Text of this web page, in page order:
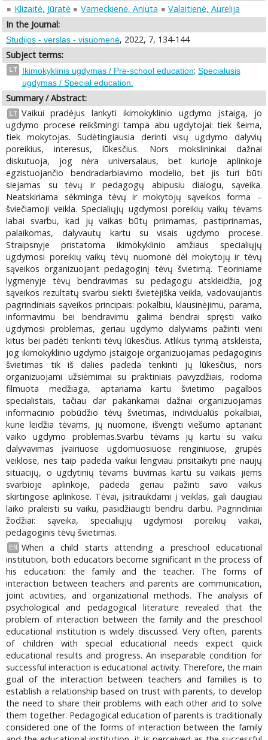
Klizaitė, Jūratė
Varneckienė, Aniuta
Valaitienė, Aurelija
In the Journal:
Studijos - verslas - visuomenė, 2022, 7, 134-144
Subject terms:
LT Ikimokyklinis ugdymas / Pre-school education; Specialusis
ugdymas / Special education.
Summary / Abstract:
LT Vaikui pradėjus lankyti ikimokyklinio ugdymo įstaigą, jo
ugdymo procese reikšmingi tampa abu ugdytojai: tiek šeima,
tiek mokytojas. Sudėtingiausia derinti visų ugdymo dalyvių
poreikius, interesus, lūkesčius. Nors mokslininkai dažnai
diskutuoja, jog nėra universalaus, bet kurioje aplinkoje
egzistuojančio bendradarbiavimo modelio, bet jis turi būti
siejamas su tėvų ir pedagogų abipusiu dialogu, sąveika.
Neatskiriama sėkminga tėvų ir mokytojų sąveikos forma –
šviečiamoji veikla. Specialiųjų ugdymosi poreikių vaikų tėvams
labai svarbu, kad jų vaikas būtų priimamas, pastiprinamas,
palaikomas, dalyvautų kartu su visais ugdymo procese.
Straipsnyje pristatoma ikimokyklinio amžiaus specialiųjų
ugdymosi poreikių vaikų tėvų nuomonė dėl mokytojų ir tėvų
sąveikos organizuojant pedagoginį tėvų švietimą. Teoriniame
lygmenyje tėvų bendravimas su pedagogu atskleidžia, jog
sąveikos rezultatų svarbu siekti švietėjiška veikla, vadovaujantis
pagrindiniais sąveikos principais: pokalbiu, klausinėjimu, parama,
informavimu bei bendravimu galima bendrai spręsti vaiko
ugdymosi problemas, geriau ugdymo dalyviams pažinti vieni
kitus bei padėti tenkinti tėvų lūkesčius. Atlikus tyrimą atskleista,
jog ikimokyklinio ugdymo įstaigoje organizuojamas pedagoginis
švietimas tik iš dalies padeda tenkinti jų lūkesčius, nors
organizuojami užsiėmimai su praktiniais pavyzdžiais, rodoma
filmuota medžiaga, aptariama kartu švietimo pagalbos
specialistais, tačiau dar pakankamai dažnai organizuojamas
informacinio pobūdžio tėvų švietimas, individualūs pokalbiai,
kurie leidžia tėvams, jų nuomone, išvengti viešumo aptariant
vaiko ugdymo problemas.Svarbu tėvams jų kartu su vaiku
dalyvavimas įvairiuose ugdomuosiuose renginiuose, grupės
veiklose, nes taip padeda vaikui lengviau prisitaikyti prie naujų
situacijų, o ugdytinių tėvams buvimas kartu su vaikais jiems
svarbioje aplinkoje, padeda geriau pažinti savo vaikus
skirtingose aplinkose. Tėvai, įsitraukdami į veiklas, gali daugiau
laiko praleisti su vaiku, pasidžiaugti bendru darbu. Pagrindiniai
žodžiai: sąveika, specialiųjų ugdymosi poreikių vaikai,
pedagoginis tėvų švietimas.
EN
When a child starts attending a preschool educational
institution, both educators become significant in the process of
his education: the family and the teacher. The forms of
interaction between teachers and parents are communication,
joint activities, and organizational methods. The analysis of
psychological and pedagogical literature revealed that the
problem of interaction between the family and the preschool
educational institution is widely discussed. Very often, parents
of children with special educational needs expect quick
educational results and progress. An inseparable condition for
successful interaction is educational activity. Therefore, the main
goal of the interaction between teachers and families is to
establish a relationship based on trust with parents, to develop
the need to share their problems with each other and to solve
them together. Pedagogical education of parents is traditionally
considered one of the forms of interaction between the family